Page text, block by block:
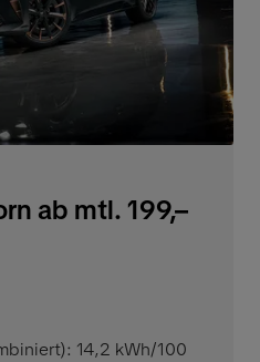
ab mtl. 199,–
14,2 kWh/100